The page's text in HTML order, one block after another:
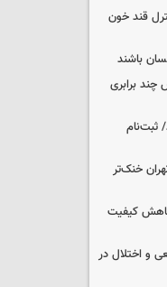
قند خون
باشند
برابری
ثبت‌نام
خنک‌تر
کیفیت
و اختلال در